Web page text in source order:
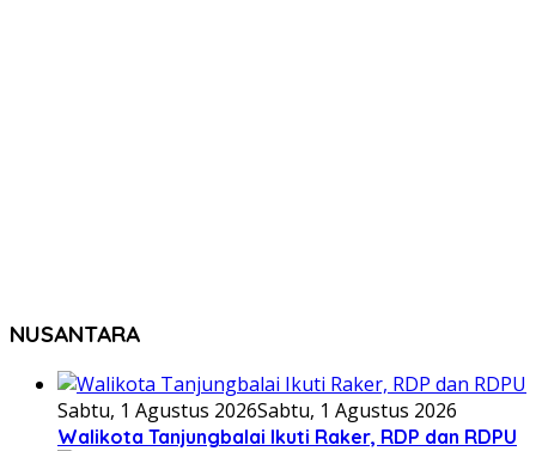
NUSANTARA
Sabtu, 1 Agustus 2026Sabtu, 1 Agustus 2026
Walikota Tanjungbalai Ikuti Raker, RDP dan RDPU